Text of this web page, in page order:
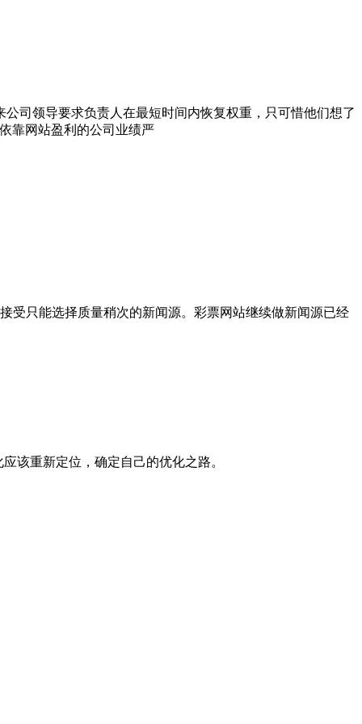
司领导要求负责人在最短时间内恢复权重，只可惜他们想了
靠网站盈利的公司业绩严
受只能选择质量稍次的新闻源。彩票网站继续做新闻源已经
该重新定位，确定自己的优化之路。